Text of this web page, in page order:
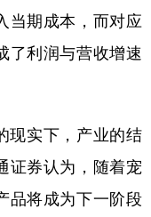
当期成本，而对应
了利润与营收增速
实下，产业的结
证券认为，随着宠
品将成为下一阶段